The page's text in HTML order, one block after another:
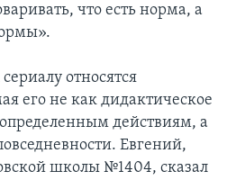
что есть норма, а
относятся
его не как дидактическое
действиям, а
Евгений,
школы №1404, сказал